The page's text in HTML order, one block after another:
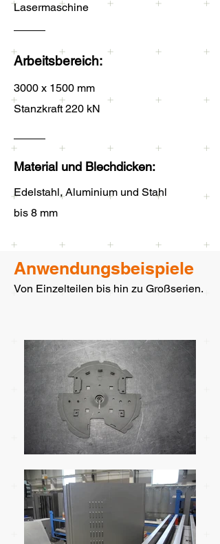
Lasermaschine
Arbeitsbereich:
3000 x 1500 mm
Stanzkraft 220 kN
Material und Blechdicken:
Edelstahl, Aluminium und Stahl
bis 8 mm
Anwendungsbeispiele
Von Einzelteilen bis hin zu Großserien.